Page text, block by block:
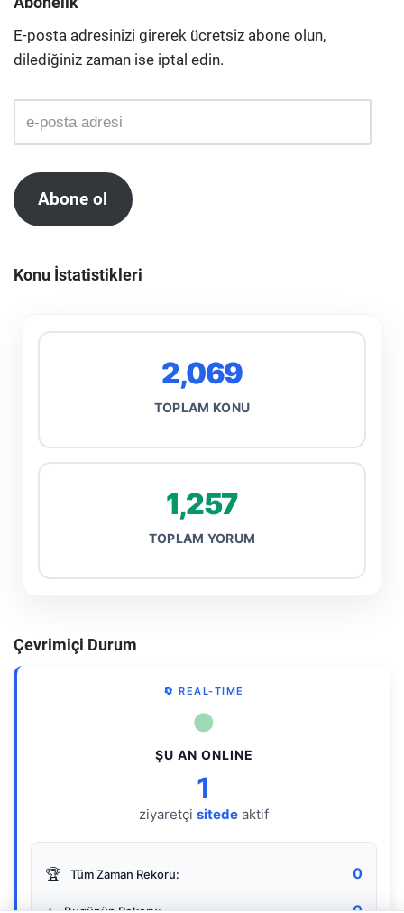
E-posta adresinizi girerek ücretsiz abone olun,
dilediğiniz zaman ise iptal edin.
Abone ol
Konu İstatistikleri
2,069
TOPLAM KONU
1,257
TOPLAM YORUM
Çevrimiçi Durum
🔄 REAL-TIME
●
ŞU AN ONLINE
1
ziyaretçi sitede aktif
🏆 Tüm Zaman Rekoru: 0